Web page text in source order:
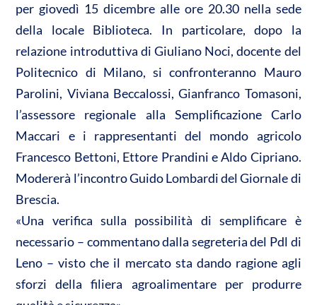
per giovedì 15 dicembre alle ore 20.30 nella sede
della locale Biblioteca. In particolare, dopo la
relazione introduttiva di Giuliano Noci, docente del
Politecnico di Milano, si confronteranno Mauro
Parolini, Viviana Beccalossi, Gianfranco Tomasoni,
l’assessore regionale alla Semplificazione Carlo
Maccari e i rappresentanti del mondo agricolo
Francesco Bettoni, Ettore Prandini e Aldo Cipriano.
Modererà l’incontro Guido Lombardi del Giornale di
Brescia.
«Una verifica sulla possibilità di semplificare è
necessario – commentano dalla segreteria del Pdl di
Leno – visto che il mercato sta dando ragione agli
sforzi della filiera agroalimentare per produrre